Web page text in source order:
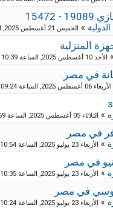
15472
» الخميس 21 أغسطس 2025, الساعة 12:54
المنزلية
» الأحد 10 أغسطس 2025, الساعة 10:39
في مصر
الأربعاء 06 أغسطس 2025, الساعة 09:24
» الثلاثاء 05 أغسطس 2025, الساعة 17:59
في مصر
» الأربعاء 23 يوليو 2025, الساعة 10:54
في مصر
» الأربعاء 23 يوليو 2025, الساعة 10:35
في مصر
» الأربعاء 23 يوليو 2025, الساعة 10:24